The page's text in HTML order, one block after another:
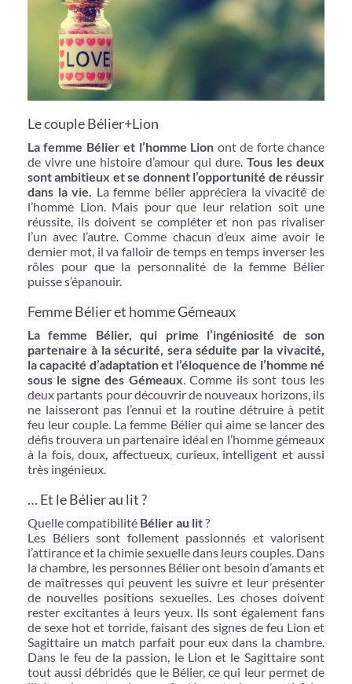
Le couple Bélier+Lion
La femme Bélier et l’homme Lion ont de forte chance
de vivre une histoire d’amour qui dure. Tous les deux
sont ambitieux et se donnent l’opportunité de réussir
dans la vie. La femme bélier appréciera la vivacité de
l’homme Lion. Mais pour que leur relation soit une
réussite, ils doivent se compléter et non pas rivaliser
l’un avec l’autre. Comme chacun d’eux aime avoir le
dernier mot, il va falloir de temps en temps inverser les
rôles pour que la personnalité de la femme Bélier
puisse s’épanouir.
Femme Bélier et homme Gémeaux
La femme Bélier, qui prime l’ingéniosité de son
partenaire à la sécurité, sera séduite par la vivacité,
la capacité d’adaptation et l’éloquence de l’homme né
sous le signe des Gémeaux. Comme ils sont tous les
deux partants pour découvrir de nouveaux horizons, ils
ne laisseront pas l’ennui et la routine détruire à petit
feu leur couple. La femme Bélier qui aime se lancer des
défis trouvera un partenaire idéal en l’homme gémeaux
à la fois, doux, affectueux, curieux, intelligent et aussi
très ingénieux.
… Et le Bélier au lit ?
Quelle compatibilité Bélier au lit?
Les Béliers sont follement passionnés et valorisent
l’attirance et la chimie sexuelle dans leurs couples. Dans
la chambre, les personnes Bélier ont besoin d’amants et
de maîtresses qui peuvent les suivre et leur présenter
de nouvelles positions sexuelles. Les choses doivent
rester excitantes à leurs yeux. Ils sont également fans
de sexe hot et torride, faisant des signes de feu Lion et
Sagittaire un match parfait pour eux dans la chambre.
Dans le feu de la passion, le Lion et le Sagittaire sont
tout aussi débridés que le Bélier, ce qui leur permet de